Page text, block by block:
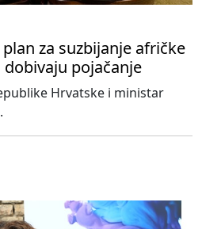
za suzbijanje afričke
pojačanje
Hrvatske i ministar